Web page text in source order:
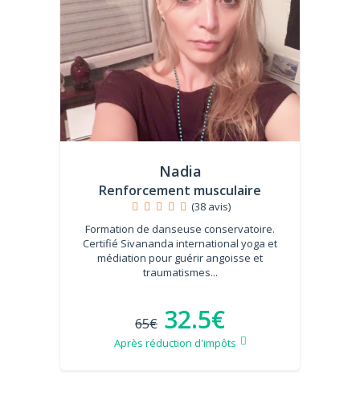
Nadia
Renforcement musculaire
(38 avis)
Formation de danseuse conservatoire.
Certifié Sivananda international yoga et
médiation pour guérir angoisse et
traumatismes...
65€ 32.5€
Après réduction d'impôts